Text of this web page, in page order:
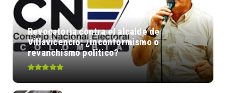
Revocatoria contra el alcalde de
Villavicencio: ¿inconformismo o
revanchismo político?